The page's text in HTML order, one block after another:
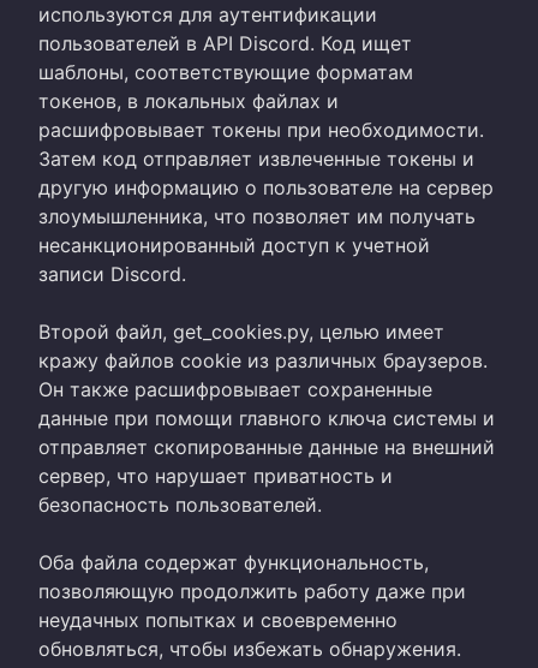
используются для аутентификации
пользователей в API Discord. Код ищет
шаблоны, соответствующие форматам
токенов, в локальных файлах и
расшифровывает токены при необходимости.
Затем код отправляет извлеченные токены и
другую информацию о пользователе на сервер
злоумышленника, что позволяет им получать
несанкционированный доступ к учетной
записи Discord.
Второй файл, get_cookies.py, целью имеет
кражу файлов cookie из различных браузеров.
Он также расшифровывает сохраненные
данные при помощи главного ключа системы и
отправляет скопированные данные на внешний
сервер, что нарушает приватность и
безопасность пользователей.
Оба файла содержат функциональность,
позволяющую продолжить работу даже при
неудачных попытках и своевременно
обновляться, чтобы избежать обнаружения.